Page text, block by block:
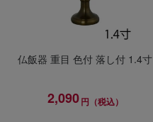
仏飯器 重目 色付 落し付 1.4寸
2,090円（税込）